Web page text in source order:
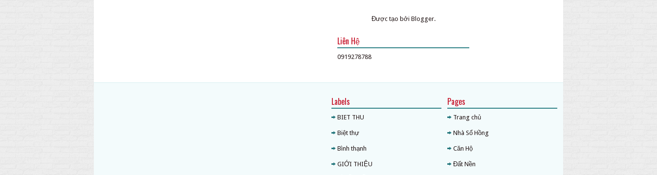
Được tạo bởi Blogger.
Liên Hệ
0919278788
Labels
BIET THU
Biệt thự
Bình thạnh
GIỚI THIỆU
Pages
Trang chủ
Nhà Sổ Hồng
Căn Hộ
Đất Nền